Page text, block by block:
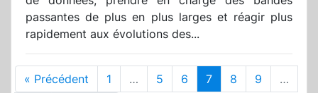
passantes de plus en plus larges et réagir plus
rapidement aux évolutions des...
« Précédent 1 … 5 6 7 8 9
…